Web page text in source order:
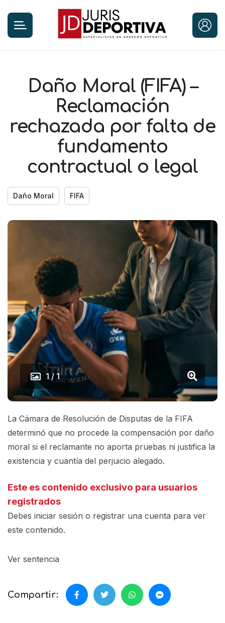
Daño Moral (FIFA) –
Reclamación
rechazada por falta de
fundamento
contractual o legal
Daño Moral FIFA
1 / 1
La Cámara de Resolución de Disputas de la FIFA
determinó que no procede la compensación por daño
moral si el reclamante no aporta pruebas ni justifica la
existencia y cuantía del perjuicio alegado.
Este es contenido exclusivo para usuarios
registrados
Debes iniciar sesión o registrar una cuenta para ver
este contenido.
Ver sentencia
Compartir: